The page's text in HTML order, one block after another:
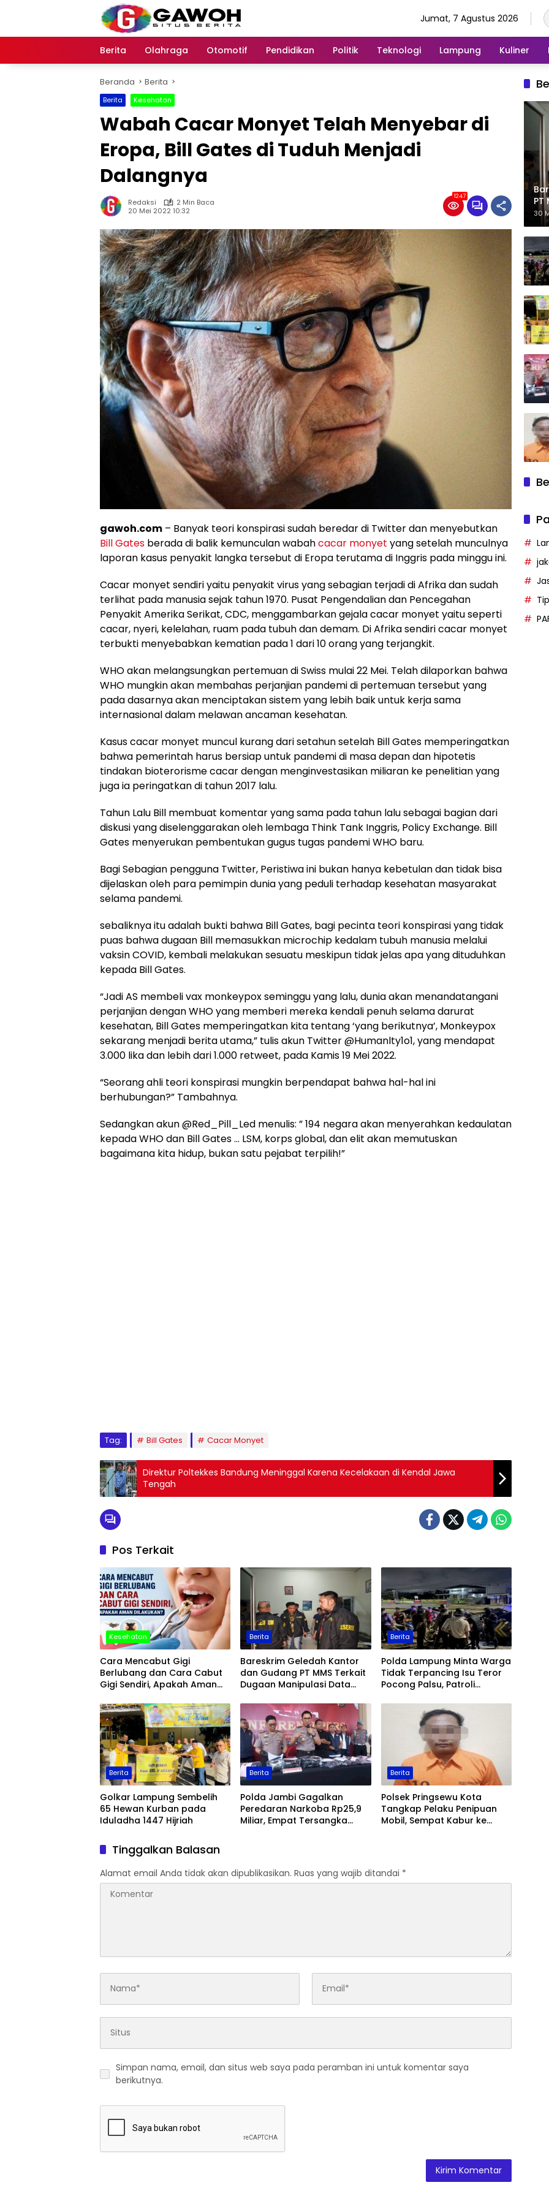
Jumat, 7 Agustus 2026
Berita Olahraga Otomotif Pendidikan Politik Teknologi Lampung Kuliner
Beranda Berita
Berita Kesehatan
Wabah Cacar Monyet Telah Menyebar di
Eropa, Bill Gates di Tuduh Menjadi
Dalangnya
Redaksi
2 Min Baca
20 Mei 2022 10:32
1247
gawoh.com – Banyak teori konspirasi sudah beredar di Twitter dan menyebutkan
Bill Gates berada di balik kemunculan wabahcacar monyet yang setelah munculnya
laporan kasus penyakit langka tersebut di Eropa terutama di Inggris pada minggu ini.
Cacar monyet sendiri yaitu penyakit virus yang sebagian terjadi di Afrika dan sudah
terlihat pada manusia sejak tahun 1970. Pusat Pengendalian dan Pencegahan
Penyakit Amerika Serikat, CDC, menggambarkan gejala cacar monyet yaitu seperti
cacar, nyeri, kelelahan, ruam pada tubuh dan demam. Di Afrika sendiri cacar monyet
terbukti menyebabkan kematian pada 1 dari 10 orang yang terjangkit.
WHO akan melangsungkan pertemuan di Swiss mulai 22 Mei. Telah dilaporkan bahwa
WHO mungkin akan membahas perjanjian pandemi di pertemuan tersebut yang
pada dasarnya akan menciptakan sistem yang lebih baik untuk kerja sama
internasional dalam melawan ancaman kesehatan.
Kasus cacar monyet muncul kurang dari setahun setelah Bill Gates memperingatkan
bahwa pemerintah harus bersiap untuk pandemi di masa depan dan hipotetis
tindakan bioterorisme cacar dengan menginvestasikan miliaran ke penelitian yang
juga ia peringatkan di tahun 2017 lalu.
Tahun Lalu Bill membuat komentar yang sama pada tahun lalu sebagai bagian dari
diskusi yang diselenggarakan oleh lembaga Think Tank Inggris, Policy Exchange. Bill
Gates menyerukan pembentukan gugus tugas pandemi WHO baru.
Bagi Sebagian pengguna Twitter, Peristiwa ini bukan hanya kebetulan dan tidak bisa
dijelaskan oleh para pemimpin dunia yang peduli terhadap kesehatan masyarakat
selama pandemi.
sebaliknya itu adalah bukti bahwa Bill Gates, bagi pecinta teori konspirasi yang tidak
puas bahwa dugaan Bill memasukkan microchip kedalam tubuh manusia melalui
vaksin COVID, kembali melakukan sesuatu meskipun tidak jelas apa yang dituduhkan
kepada Bill Gates.
“Jadi AS membeli vax monkeypox seminggu yang lalu, dunia akan menandatangani
perjanjian dengan WHO yang memberi mereka kendali penuh selama darurat
kesehatan, Bill Gates memperingatkan kita tentang ‘yang berikutnya’, Monkeypox
sekarang menjadi berita utama,” tulis akun Twitter @Humanlty1o1, yang mendapat
3.000 lika dan lebih dari 1.000 retweet, pada Kamis 19 Mei 2022.
“Seorang ahli teori konspirasi mungkin berpendapat bahwa hal-hal ini
berhubungan?” Tambahnya.
Sedangkan akun @Red_Pill_Led menulis: ” 194 negara akan menyerahkan kedaulatan
kepada WHO dan Bill Gates … LSM, korps global, dan elit akan memutuskan
bagaimana kita hidup, bukan satu pejabat terpilih!”
Tag: Bill Gates Cacar Monyet
Direktur Poltekkes Bandung Meninggal Karena Kecelakaan di Kendal Jawa
Tengah
Pos Terkait
Kesehatan
Cara Mencabut Gigi
Berlubang dan Cara Cabut
Gigi Sendiri, Apakah Aman
Berita
Bareskrim Geledah Kantor
dan Gudang PT MMS Terkait
Dugaan Manipulasi Data
Berita
Polda Lampung Minta Warga
Tidak Terpancing Isu Teror
Pocong Palsu, Patroli
Berita
Golkar Lampung Sembelih
65 Hewan Kurban pada
Iduladha 1447 Hijriah
Berita
Polda Jambi Gagalkan
Peredaran Narkoba Rp25,9
Miliar, Empat Tersangka
Berita
Polsek Pringsewu Kota
Tangkap Pelaku Penipuan
Mobil, Sempat Kabur ke
Tinggalkan Balasan
Alamat email Anda tidak akan dipublikasikan. Ruas yang wajib ditandai *
Simpan nama, email, dan situs web saya pada peramban ini untuk komentar saya
berikutnya.
PT
30